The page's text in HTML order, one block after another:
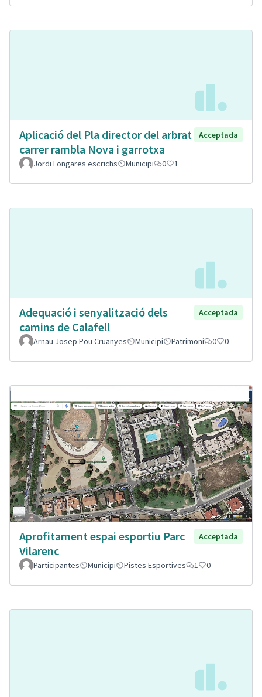
Aplicació del Pla director del arbrat
carrer rambla Nova i garrotxa
Acceptada
Jordi Longares escrichs Municipi 0 1
Adequació i senyalització dels
camins de Calafell
Acceptada
Arnau Josep Pou Cruanyes Municipi Patrimoni 0 0
Aprofitament espai esportiu Parc
Vilarenc
Acceptada
Participantes Municipi Pistes Esportives 1 0